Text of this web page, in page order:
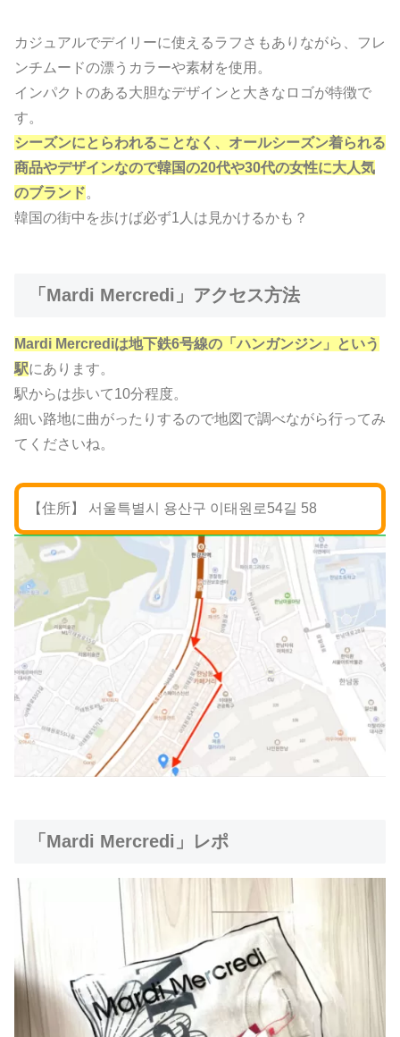
カジュアルでデイリーに使えるラフさもありながら、フレ
ンチムードの漂うカラーや素材を使用。
インパクトのある大胆なデザインと大きなロゴが特徴で
す。
シーズンにとらわれることなく、オールシーズン着られる
商品やデザインなので韓国の20代や30代の女性に大人気
のブランド。
韓国の街中を歩けば必ず1人は見かけるかも？
「Mardi Mercredi」アクセス方法
Mardi Mercrediは地下鉄6号線の「ハンガンジン」という
駅にあります。
駅からは歩いて10分程度。
細い路地に曲がったりするので地図で調べながら行ってみ
てくださいね。
【住所】 서울특별시 용산구 이태원로54길 58
「Mardi Mercredi」レポ